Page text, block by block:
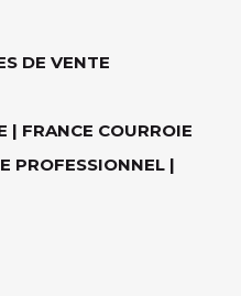
DE VENTE
| FRANCE COURROIE
PROFESSIONNEL |